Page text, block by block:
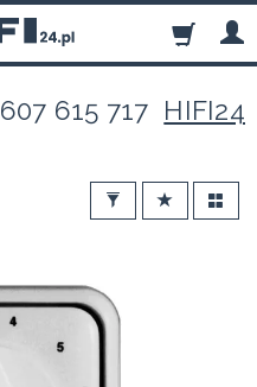
607 615 717 HIFI24